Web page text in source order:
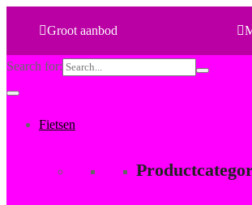
Groot aanbod
Search for:
Fietsen